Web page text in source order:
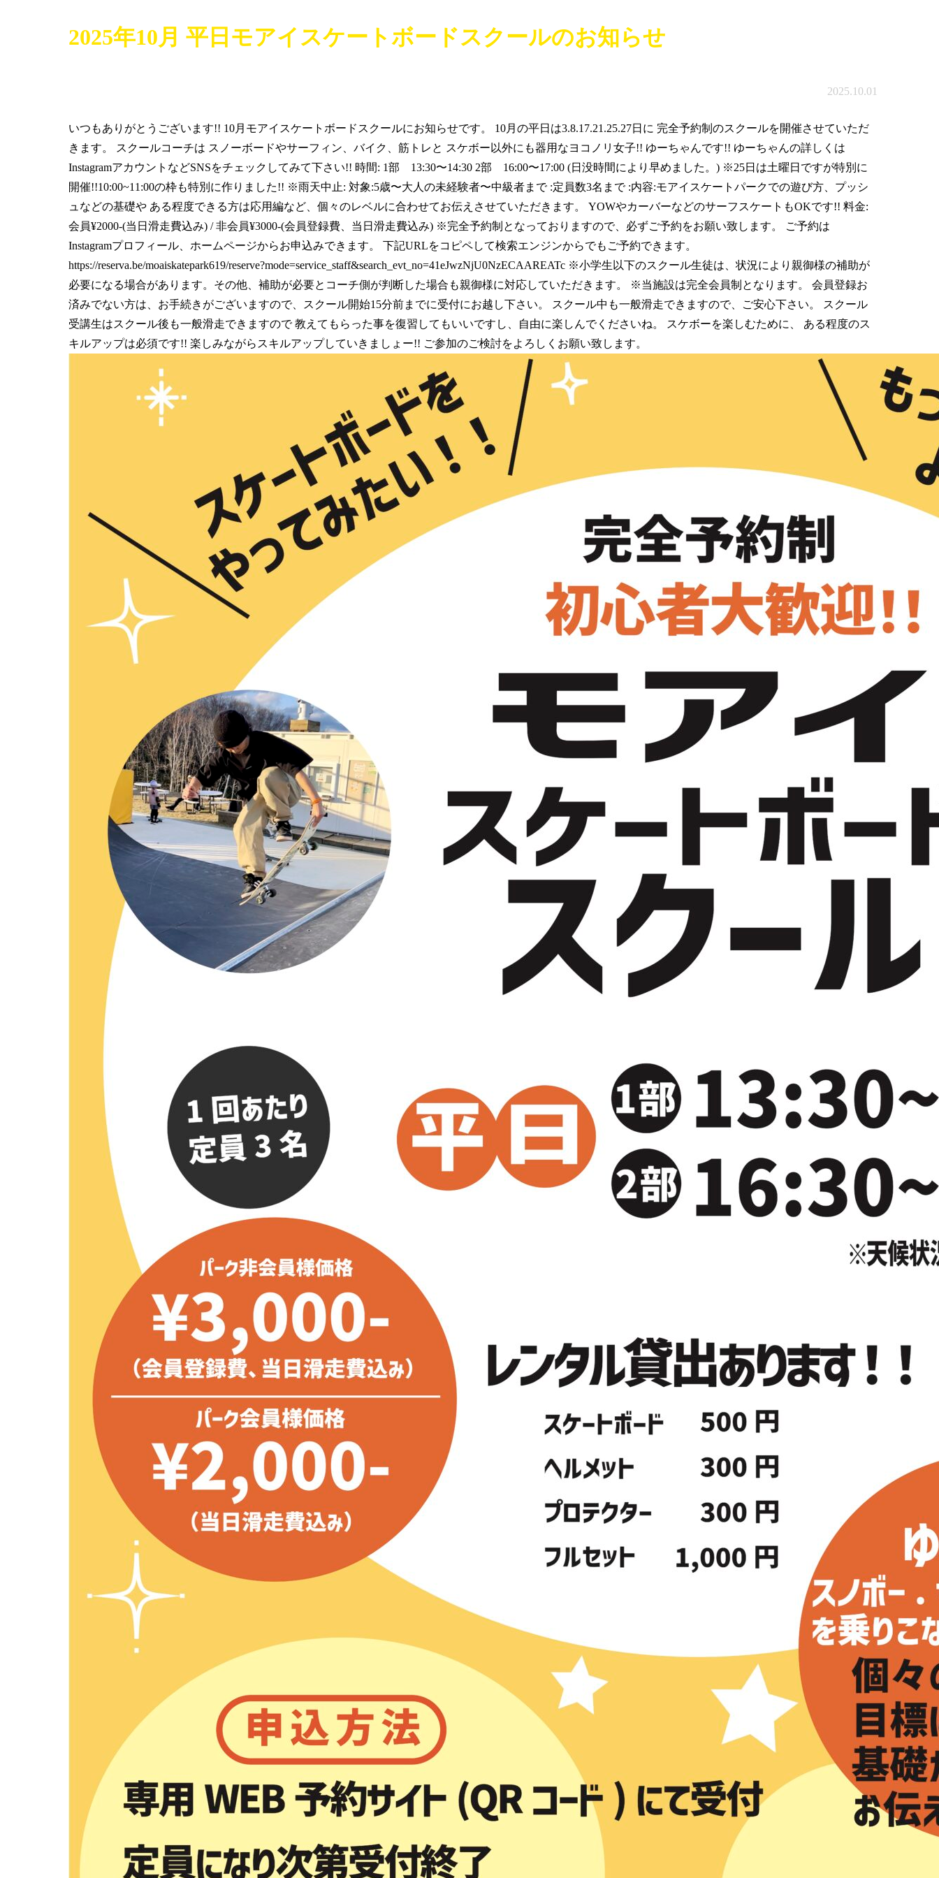
2025年10月 平日モアイスケートボードスクールのお知らせ
2025.10.01
いつもありがとうございます!! 10月モアイスケートボードスクールにお知らせです。 10月の平日は3.8.17.21.25.27日に 完全予約制のスクールを開催させていただ
きます。 スクールコーチは スノーボードやサーフィン、バイク、筋トレと スケボー以外にも器用なヨコノリ女子!! ゆーちゃんです!! ゆーちゃんの詳しくは
InstagramアカウントなどSNSをチェックしてみて下さい!! 時間: 1部 13:30〜14:30 2部 16:00〜17:00 (日没時間により早めました。) ※25日は土曜日ですが特別に
開催!!10:00~11:00の枠も特別に作りました!! ※雨天中止: 対象:5歳〜大人の未経験者〜中級者まで :定員数3名まで :内容:モアイスケートパークでの遊び方、プッシ
ュなどの基礎や ある程度できる方は応用編など、個々のレベルに合わせてお伝えさせていただきます。 YOWやカーバーなどのサーフスケートもOKです!! 料金:
会員¥2000-(当日滑走費込み) / 非会員¥3000-(会員登録費、当日滑走費込み) ※完全予約制となっておりますので、必ずご予約をお願い致します。 ご予約は
Instagramプロフィール、ホームページからお申込みできます。 下記URLをコピペして検索エンジンからでもご予約できます。
https://reserva.be/moaiskatepark619/reserve?mode=service_staff&search_evt_no=41eJwzNjU0NzECAAREATc ※小学生以下のスクール生徒は、状況により親御様の補助が
必要になる場合があります。その他、補助が必要とコーチ側が判断した場合も親御様に対応していただきます。 ※当施設は完全会員制となります。 会員登録お
済みでない方は、お手続きがございますので、スクール開始15分前までに受付にお越し下さい。 スクール中も一般滑走できますので、ご安心下さい。 スクール
受講生はスクール後も一般滑走できますので 教えてもらった事を復習してもいいですし、自由に楽しんでくださいね。 スケボーを楽しむために、 ある程度のス
キルアップは必須です!! 楽しみながらスキルアップしていきましょー!! ご参加のご検討をよろしくお願い致します。